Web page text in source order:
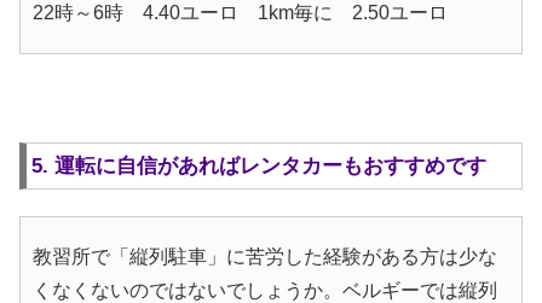
22時～6時 4.40ユーロ 1km毎に 2.50ユーロ
5. 運転に自信があればレンタカーもおすすめです
教習所で「縦列駐車」に苦労した経験がある方は少な
くなくないのではないでしょうか。ベルギーでは縦列